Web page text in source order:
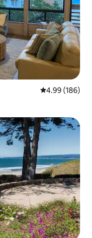
คะแนนเฉลี่ย
4.99 (186)